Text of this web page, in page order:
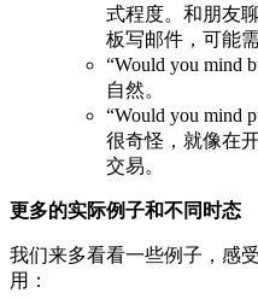
式程度。和朋友
板写邮件，可能需
“Would you mind
自然。
“Would you mind
很奇怪，就像在
交易。
更多的实际例子和不同时态
我们来多看看一些例子，感
用：